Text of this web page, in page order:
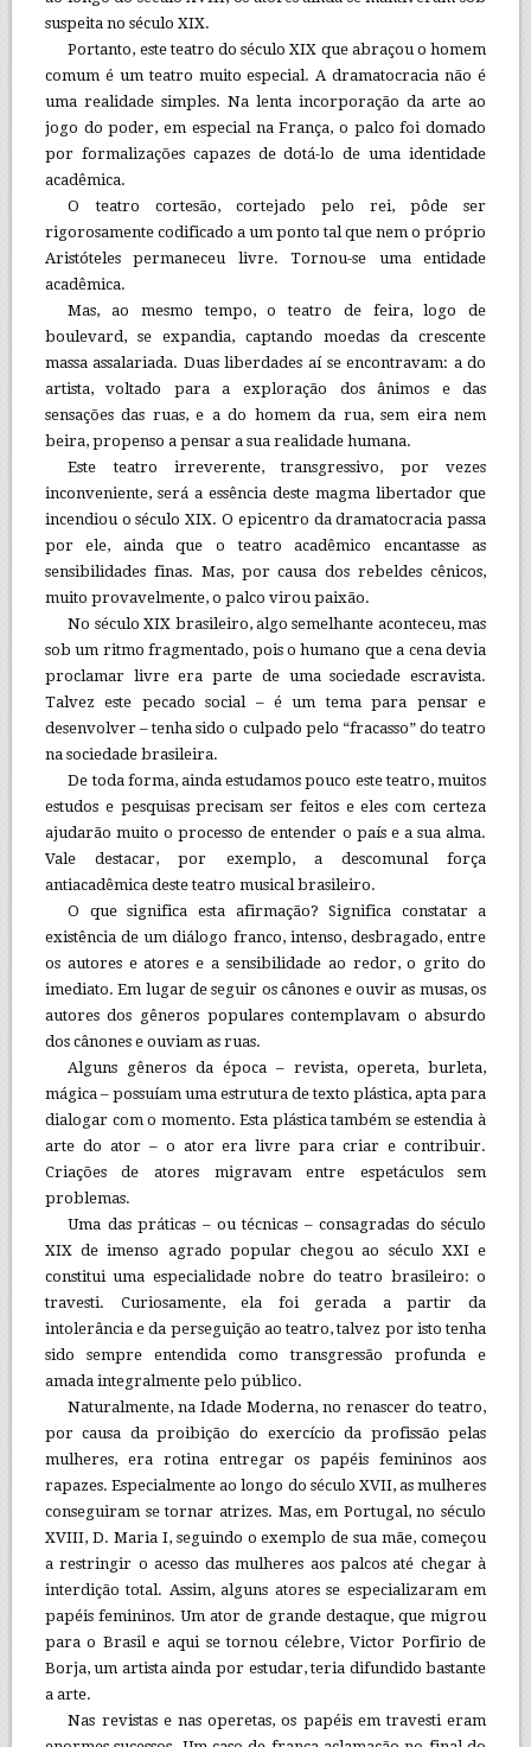
suspeita no século XIX.
Portanto, este teatro do século XIX que abraçou o homem
comum é um teatro muito especial. A dramatocracia não é
uma realidade simples. Na lenta incorporação da arte ao
jogo do poder, em especial na França, o palco foi domado
por formalizações capazes de dotá-lo de uma identidade
acadêmica.
O teatro cortesão, cortejado pelo rei, pôde ser
rigorosamente codificado a um ponto tal que nem o próprio
Aristóteles permaneceu livre. Tornou-se uma entidade
acadêmica.
Mas, ao mesmo tempo, o teatro de feira, logo de
boulevard, se expandia, captando moedas da crescente
massa assalariada. Duas liberdades aí se encontravam: a do
artista, voltado para a exploração dos ânimos e das
sensações das ruas, e a do homem da rua, sem eira nem
beira, propenso a pensar a sua realidade humana.
Este teatro irreverente, transgressivo, por vezes
inconveniente, será a essência deste magma libertador que
incendiou o século XIX. O epicentro da dramatocracia passa
por ele, ainda que o teatro acadêmico encantasse as
sensibilidades finas. Mas, por causa dos rebeldes cênicos,
muito provavelmente, o palco virou paixão.
No século XIX brasileiro, algo semelhante aconteceu, mas
sob um ritmo fragmentado, pois o humano que a cena devia
proclamar livre era parte de uma sociedade escravista.
Talvez este pecado social – é um tema para pensar e
desenvolver – tenha sido o culpado pelo “fracasso” do teatro
na sociedade brasileira.
De toda forma, ainda estudamos pouco este teatro, muitos
estudos e pesquisas precisam ser feitos e eles com certeza
ajudarão muito o processo de entender o país e a sua alma.
Vale destacar, por exemplo, a descomunal força
antiacadêmica deste teatro musical brasileiro.
O que significa esta afirmação? Significa constatar a
existência de um diálogo franco, intenso, desbragado, entre
os autores e atores e a sensibilidade ao redor, o grito do
imediato. Em lugar de seguir os cânones e ouvir as musas, os
autores dos gêneros populares contemplavam o absurdo
dos cânones e ouviam as ruas.
Alguns gêneros da época – revista, opereta, burleta,
mágica – possuíam uma estrutura de texto plástica, apta para
dialogar com o momento. Esta plástica também se estendia à
arte do ator – o ator era livre para criar e contribuir.
Criações de atores migravam entre espetáculos sem
problemas.
Uma das práticas – ou técnicas – consagradas do século
XIX de imenso agrado popular chegou ao século XXI e
constitui uma especialidade nobre do teatro brasileiro: o
travesti. Curiosamente, ela foi gerada a partir da
intolerância e da perseguição ao teatro, talvez por isto tenha
sido sempre entendida como transgressão profunda e
amada integralmente pelo público.
Naturalmente, na Idade Moderna, no renascer do teatro,
por causa da proibição do exercício da profissão pelas
mulheres, era rotina entregar os papéis femininos aos
rapazes. Especialmente ao longo do século XVII, as mulheres
conseguiram se tornar atrizes. Mas, em Portugal, no século
XVIII, D. Maria I, seguindo o exemplo de sua mãe, começou
a restringir o acesso das mulheres aos palcos até chegar à
interdição total. Assim, alguns atores se especializaram em
papéis femininos. Um ator de grande destaque, que migrou
para o Brasil e aqui se tornou célebre, Victor Porfirio de
Borja, um artista ainda por estudar, teria difundido bastante
a arte.
Nas revistas e nas operetas, os papéis em travesti eram